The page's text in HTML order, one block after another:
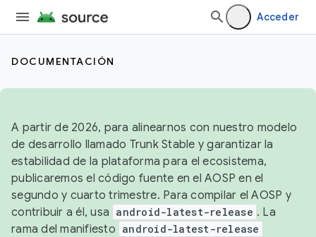
Acceder
DOCUMENTACIÓN
A partir de 2026, para alinearnos con nuestro modelo
de desarrollo llamado Trunk Stable y garantizar la
estabilidad de la plataforma para el ecosistema,
publicaremos el código fuente en el AOSP en el
segundo y cuarto trimestre. Para compilar el AOSP y
contribuir a él, usa android-latest-release . La
rama del manifiesto android-latest-release